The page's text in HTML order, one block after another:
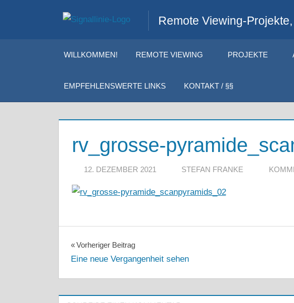
Remote Viewing-
WILLKOMMEN! REMOTE VIEWING PROJEKTE
EMPFEHLENSWERTE LINKS KONTAKT / §§
rv_grosse-
12. DEZEMBER 2021 STEFAN FRANKE
Beitragsnavigation
Vorheriger Beitrag
Eine neue Vergangenheit sehen